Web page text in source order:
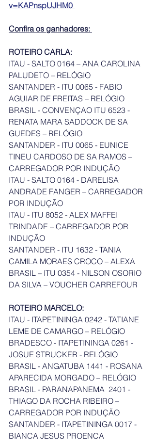
v=KAPnspUJHM0
Confira os ganhadores:
ROTEIRO CARLA:
ITAU - SALTO 0164 – ANA CAROLINA
PALUDETO – RELÓGIO
SANTANDER - ITU 0065 - FABIO
AGUIAR DE FREITAS – RELÓGIO
BRASIL - CONVENÇAO ITU 6523 -
RENATA MARA SADDOCK DE SA
GUEDES – RELÓGIO
SANTANDER - ITU 0065 - EUNICE
TINEU CARDOSO DE SA RAMOS –
ITAU - SALTO 0164 - DARELISA
ANDRADE FANGER – CARREGADOR
POR INDUÇÃO
ITAU - ITU 8052 - ALEX MAFFEI
TRINDADE – CARREGADOR POR
INDUÇÃO
SANTANDER - ITU 1632 - TANIA
CAMILA MORAES CROCO – ALEXA
BRASIL – ITU 0354 - NILSON OSORIO
DA SILVA – VOUCHER CARREFOUR
ROTEIRO MARCELO:
ITAU - ITAPETININGA 0242 - TATIANE
LEME DE CAMARGO – RELÓGIO
BRADESCO - ITAPETININGA 0261 -
BRASIL - ANGATUBA 1441 - ROSANA
APARECIDA MORGADO – RELÓGIO
BRASIL - PARANAPANEMA  2401 -
THIAGO DA ROCHA RIBEIRO –
CARREGADOR POR INDUÇÃO
SANTANDER - ITAPETININGA 0017 -
BIANCA JESUS PROENCA